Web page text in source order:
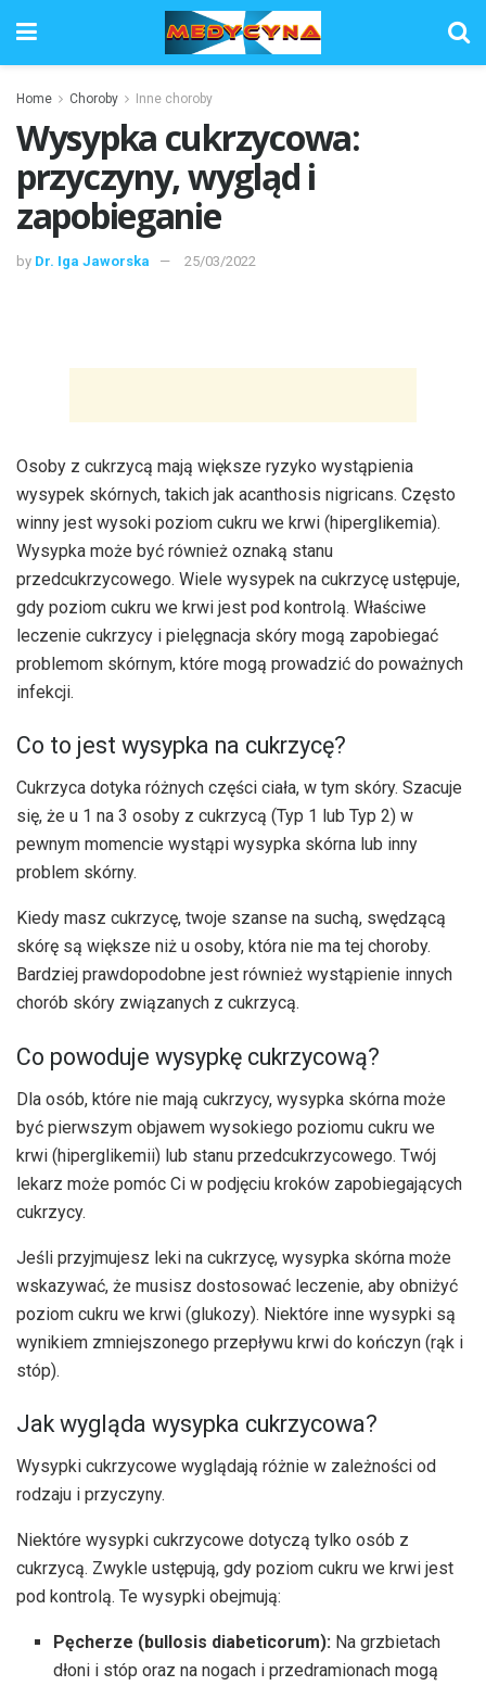
Home Choroby Inne choroby
Wysypka cukrzycowa:
przyczyny, wygląd i
zapobieganie
by Dr. Iga Jaworska 25/03/2022
Osoby z cukrzycą mają większe ryzyko wystąpienia
wysypek skórnych, takich jak acanthosis nigricans. Często
winny jest wysoki poziom cukru we krwi (hiperglikemia).
Wysypka może być również oznaką stanu
przedcukrzycowego. Wiele wysypek na cukrzycę ustępuje,
gdy poziom cukru we krwi jest pod kontrolą. Właściwe
leczenie cukrzycy i pielęgnacja skóry mogą zapobiegać
problemom skórnym, które mogą prowadzić do poważnych
infekcji.
Co to jest wysypka na cukrzycę?
Cukrzyca dotyka różnych części ciała, w tym skóry. Szacuje
się, że u 1 na 3 osoby z cukrzycą (Typ 1 lub Typ 2) w
pewnym momencie wystąpi wysypka skórna lub inny
problem skórny.
Kiedy masz cukrzycę, twoje szanse na suchą, swędzącą
skórę są większe niż u osoby, która nie ma tej choroby.
Bardziej prawdopodobne jest również wystąpienie innych
chorób skóry związanych z cukrzycą.
Co powoduje wysypkę cukrzycową?
Dla osób, które nie mają cukrzycy, wysypka skórna może
być pierwszym objawem wysokiego poziomu cukru we
krwi (hiperglikemii) lub stanu przedcukrzycowego. Twój
lekarz może pomóc Ci w podjęciu kroków zapobiegających
cukrzycy.
Jeśli przyjmujesz leki na cukrzycę, wysypka skórna może
wskazywać, że musisz dostosować leczenie, aby obniżyć
poziom cukru we krwi (glukozy). Niektóre inne wysypki są
wynikiem zmniejszonego przepływu krwi do kończyn (rąk i
stóp).
Jak wygląda wysypka cukrzycowa?
Wysypki cukrzycowe wyglądają różnie w zależności od
rodzaju i przyczyny.
Niektóre wysypki cukrzycowe dotyczą tylko osób z
cukrzycą. Zwykle ustępują, gdy poziom cukru we krwi jest
pod kontrolą. Te wysypki obejmują:
Pęcherze (bullosis diabeticorum): Na grzbietach
dłoni i stóp oraz na nogach i przedramionach mogą